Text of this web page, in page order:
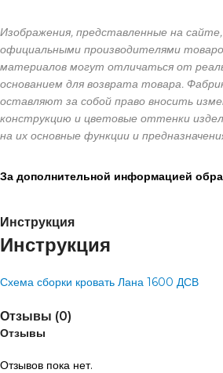
Изображения, представленные на
официальными производителями
материалов могут отличаться от
основанием для возврата товара.
оставляют за собой право вносить
конструкцию и цветовые оттенки
на их основные функции и
За дополнительной информацией
Инструкция
Инструкция
Схема сборки кровать Лана 1600 ДСВ
Отзывы (0)
Отзывы
Отзывов пока нет.